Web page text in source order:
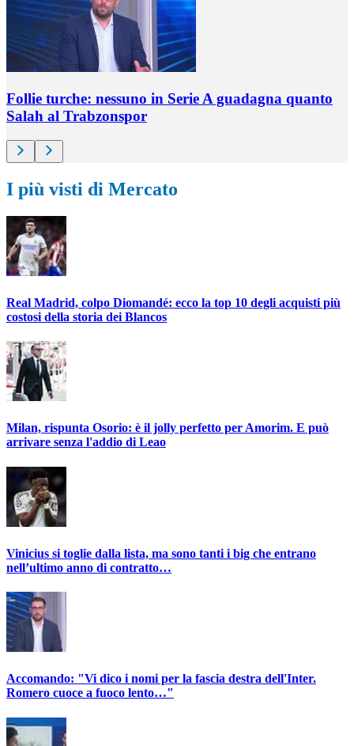
Follie turche: nessuno in Serie A guadagna quanto
Salah al Trabzonspor
I più visti di Mercato
Real Madrid, colpo Diomandé: ecco la top 10 degli acquisti più
costosi della storia dei Blancos
Milan, rispunta Osorio: è il jolly perfetto per Amorim. E può
arrivare senza l'addio di Leao
Vinicius si toglie dalla lista, ma sono tanti i big che entrano
nell’ultimo anno di contratto…
Accomando: "Vi dico i nomi per la fascia destra dell'Inter.
Romero cuoce a fuoco lento…"